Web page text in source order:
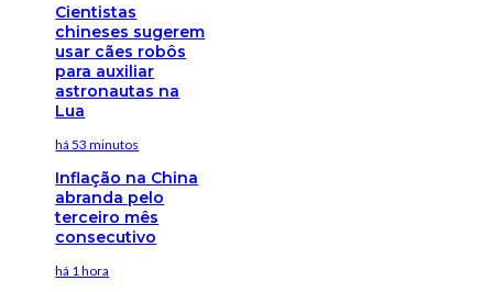
Cientistas
chineses sugerem
usar cães robôs
para auxiliar
astronautas na
Lua
há 53 minutos
Inflação na China
abranda pelo
terceiro mês
consecutivo
há 1 hora